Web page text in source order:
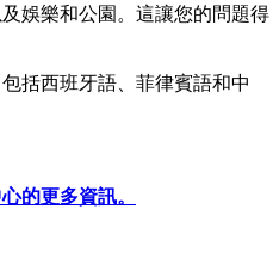
娛樂和公園。這讓您的問題得
括西班牙語、菲律賓語和中
的更多資訊。